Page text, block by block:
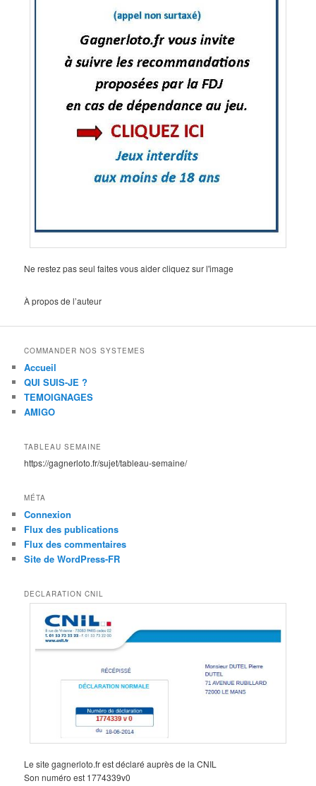
Ne restez pas seul faites vous aider cliquez sur l'image
À propos de l’auteur
COMMANDER NOS SYSTEMES
Accueil
QUI SUIS-JE ?
TEMOIGNAGES
AMIGO
TABLEAU SEMAINE
https://gagnerloto.fr/sujet/tableau-semaine/
MÉTA
Connexion
Flux des publications
Flux des commentaires
Site de WordPress-FR
DECLARATION CNIL
Le site gagnerloto.fr est déclaré auprès de la CNIL
Son numéro est 1774339v0